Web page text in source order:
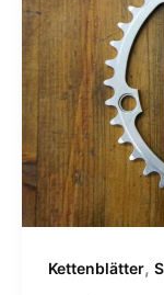
Kettenblätter,